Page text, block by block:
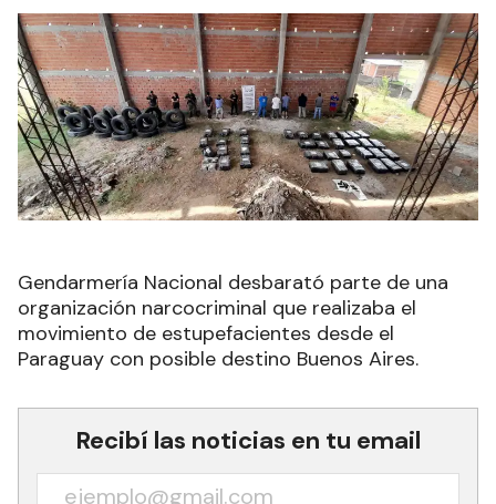
Gendarmería Nacional desbarató parte de una
organización narcocriminal que realizaba el
movimiento de estupefacientes desde el
Paraguay con posible destino Buenos Aires.
Recibí las noticias en tu email